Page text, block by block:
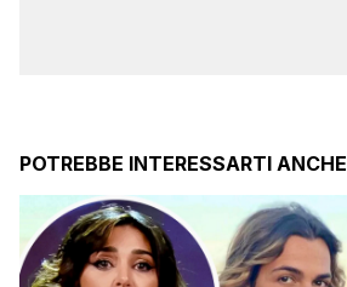
POTREBBE INTERESSARTI ANCHE